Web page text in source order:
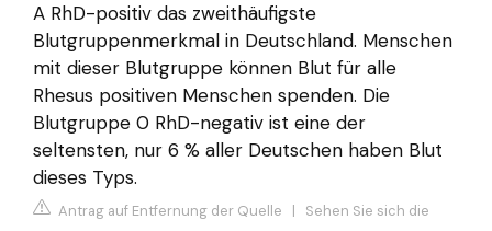
A RhD-​positiv das zweithäufigste
Blutgruppenmerkmal in Deutschland. Menschen
mit dieser Blutgruppe können Blut für alle
Rhesus positiven Menschen spenden. Die
Blutgruppe 0 RhD-​negativ ist eine der
seltensten, nur 6 % aller Deutschen haben Blut
dieses Typs.
Antrag auf Entfernung der Quelle | Sehen Sie sich die